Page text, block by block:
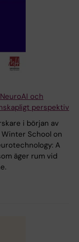
och
perspektiv
i början av
School on
A
äger rum vid